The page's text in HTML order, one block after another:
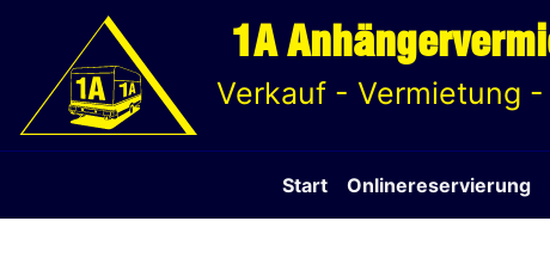
1A
Verkauf - Vermietung -
Start Onlinereservierung